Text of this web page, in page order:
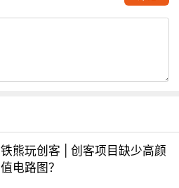
铁熊玩创客 | 创客项目缺少高颜
值电路图？